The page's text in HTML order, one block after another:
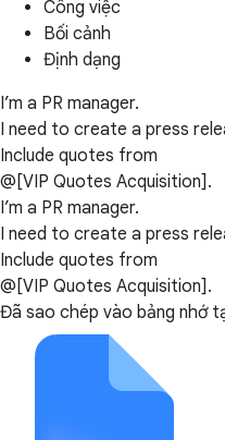
Công việc
Bối cảnh
Định dạng
I’m a PR manager.
I need to create a press
Include quotes from
@[VIP Quotes Acquisition].
I’m a PR manager.
I need to create a press
Include quotes from
@[VIP Quotes Acquisition].
Đã sao chép vào bảng nhớ